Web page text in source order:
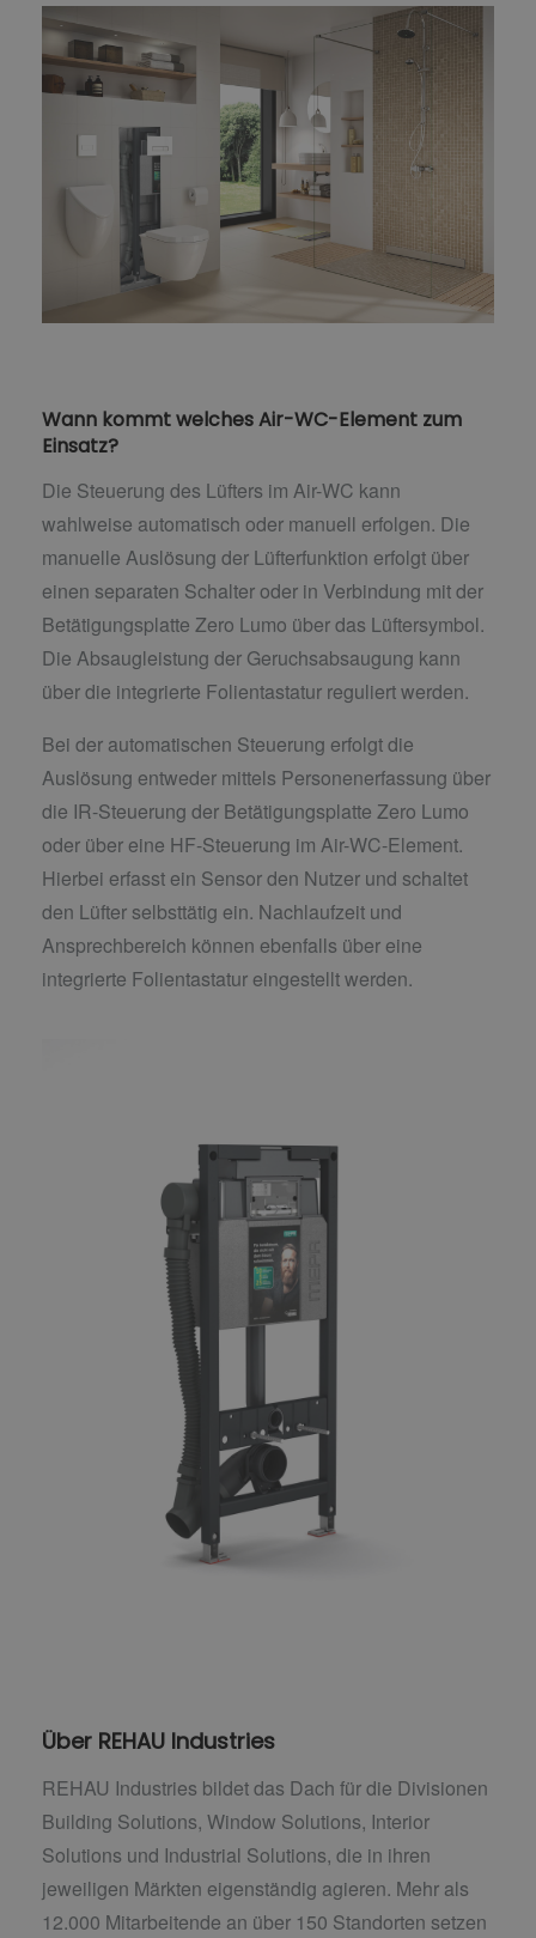
Wann kommt welches Air-WC-Element zum
Einsatz?
Die Steuerung des Lüfters im Air-WC kann
wahlweise automatisch oder manuell erfolgen. Die
manuelle Auslösung der Lüfterfunktion erfolgt über
einen separaten Schalter oder in Verbindung mit der
Betätigungsplatte Zero Lumo über das Lüftersymbol.
Die Absaugleistung der Geruchsabsaugung kann
über die integrierte Folientastatur reguliert werden.
Bei der automatischen Steuerung erfolgt die
Auslösung entweder mittels Personenerfassung über
die IR-Steuerung der Betätigungsplatte Zero Lumo
oder über eine HF-Steuerung im Air-WC-Element.
Hierbei erfasst ein Sensor den Nutzer und schaltet
den Lüfter selbsttätig ein. Nachlaufzeit und
Ansprechbereich können ebenfalls über eine
integrierte Folientastatur eingestellt werden.
Über REHAU Industries
REHAU Industries bildet das Dach für die Divisionen
Building Solutions, Window Solutions, Interior
Solutions und Industrial Solutions, die in ihren
jeweiligen Märkten eigenständig agieren. Mehr als
12.000 Mitarbeitende an über 150 Standorten setzen